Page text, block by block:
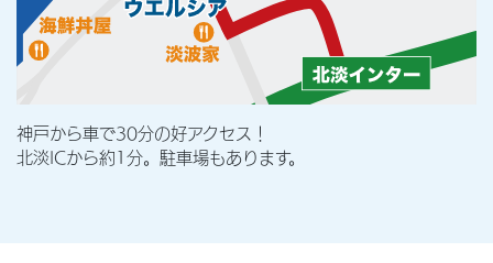
神戸から車で30分の好アクセス！
北淡ICから約1分。駐車場もあります。